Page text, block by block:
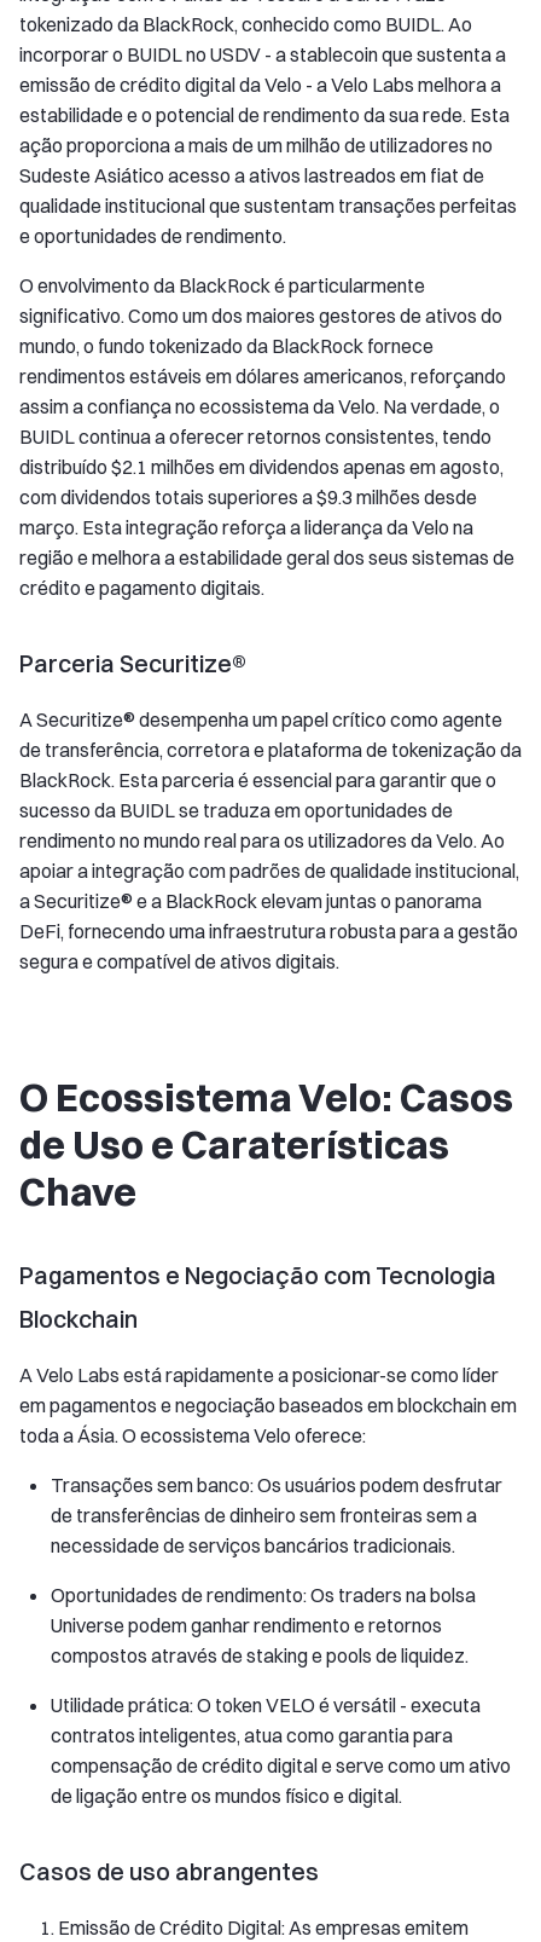
tokenizado da BlackRock, conhecido como BUIDL. Ao
incorporar o BUIDL no USDV - a stablecoin que sustenta a
emissão de crédito digital da Velo - a Velo Labs melhora a
estabilidade e o potencial de rendimento da sua rede. Esta
ação proporciona a mais de um milhão de utilizadores no
Sudeste Asiático acesso a ativos lastreados em fiat de
qualidade institucional que sustentam transações perfeitas
e oportunidades de rendimento.
O envolvimento da BlackRock é particularmente
significativo. Como um dos maiores gestores de ativos do
mundo, o fundo tokenizado da BlackRock fornece
rendimentos estáveis em dólares americanos, reforçando
assim a confiança no ecossistema da Velo. Na verdade, o
BUIDL continua a oferecer retornos consistentes, tendo
distribuído $2.1 milhões em dividendos apenas em agosto,
com dividendos totais superiores a $9.3 milhões desde
março. Esta integração reforça a liderança da Velo na
região e melhora a estabilidade geral dos seus sistemas de
crédito e pagamento digitais.
Parceria Securitize®
A Securitize® desempenha um papel crítico como agente
de transferência, corretora e plataforma de tokenização da
BlackRock. Esta parceria é essencial para garantir que o
sucesso da BUIDL se traduza em oportunidades de
rendimento no mundo real para os utilizadores da Velo. Ao
apoiar a integração com padrões de qualidade institucional,
a Securitize® e a BlackRock elevam juntas o panorama
DeFi, fornecendo uma infraestrutura robusta para a gestão
segura e compatível de ativos digitais.
O Ecossistema Velo: Casos
de Uso e Caraterísticas
Chave
Pagamentos e Negociação com Tecnologia
Blockchain
A Velo Labs está rapidamente a posicionar-se como líder
em pagamentos e negociação baseados em blockchain em
toda a Ásia. O ecossistema Velo oferece:
Transações sem banco: Os usuários podem desfrutar
de transferências de dinheiro sem fronteiras sem a
necessidade de serviços bancários tradicionais.
Oportunidades de rendimento: Os traders na bolsa
Universe podem ganhar rendimento e retornos
compostos através de staking e pools de liquidez.
Utilidade prática: O token VELO é versátil - executa
contratos inteligentes, atua como garantia para
compensação de crédito digital e serve como um ativo
de ligação entre os mundos físico e digital.
Casos de uso abrangentes
Emissão de Crédito Digital: As empresas emitem